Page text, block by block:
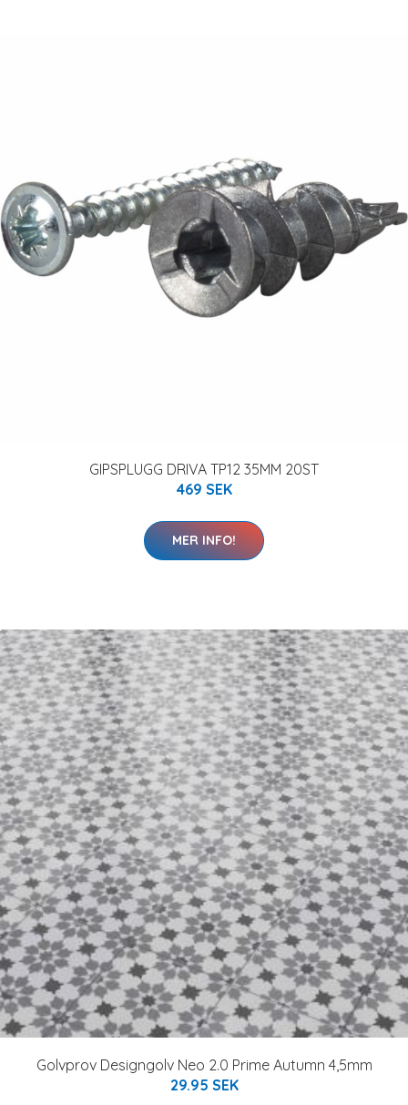
GIPSPLUGG DRIVA TP12 35MM 20ST
469 SEK
MER INFO!
Golvprov Designgolv Neo 2.0 Prime Autumn 4,5mm
29.95 SEK